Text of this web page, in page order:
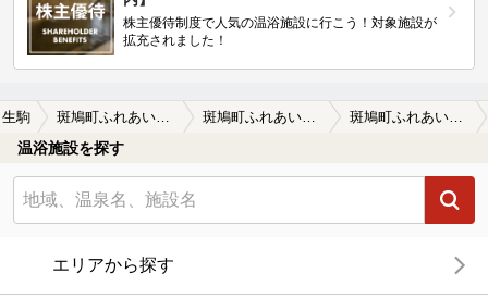
株主優待制度で人気の温浴施設に行こう！対象施設が
拡充されました！
生駒 斑鳩町ふれあい交流センターいきいきの里 斑鳩町ふれあい交流センターいきいきの里の口コミ一覧 斑鳩町ふれあい交流センターいきいきの里の口コミ 施設外観
温浴施設を探す
エリアから探す